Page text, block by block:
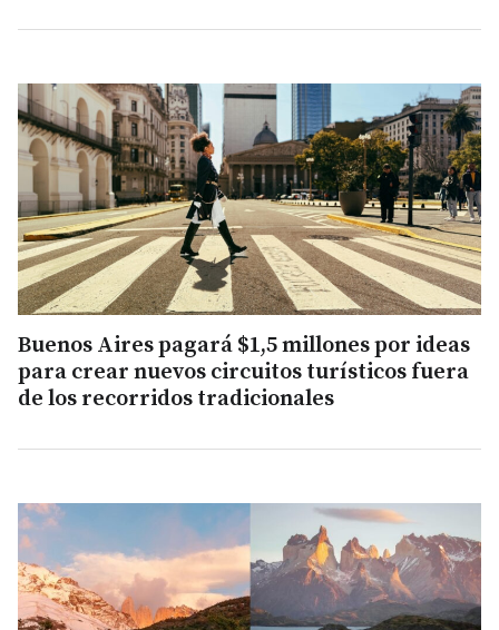
Buenos Aires pagará $1,5 millones por ideas
para crear nuevos circuitos turísticos fuera
de los recorridos tradicionales